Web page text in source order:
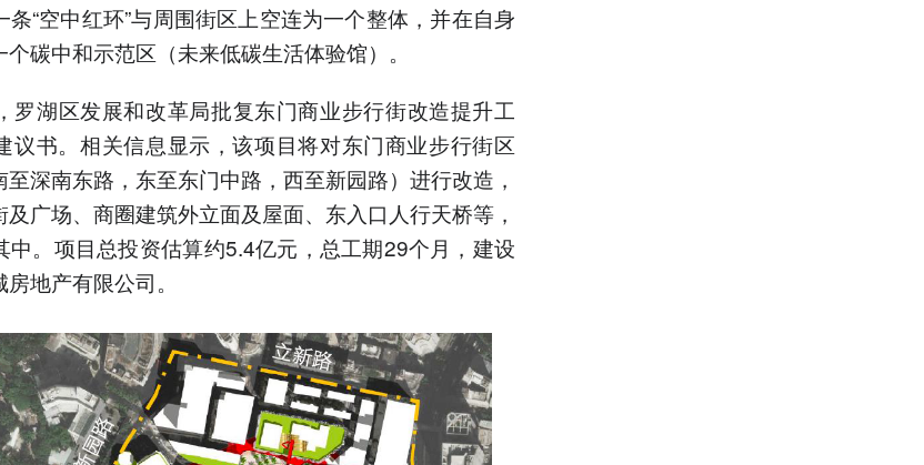
“空中红环”与周围街区上空连为一个整体，并在自身
碳中和示范区（未来低碳生活体验馆）。
罗湖区发展和改革局批复东门商业步行街改造提升工
议书。相关信息显示，该项目将对东门商业步行街区
至深南东路，东至东门中路，西至新园路）进行改造，
广场、商圈建筑外立面及屋面、东入口人行天桥等，
中。项目总投资估算约5.4亿元，总工期29个月，建设
地产有限公司。